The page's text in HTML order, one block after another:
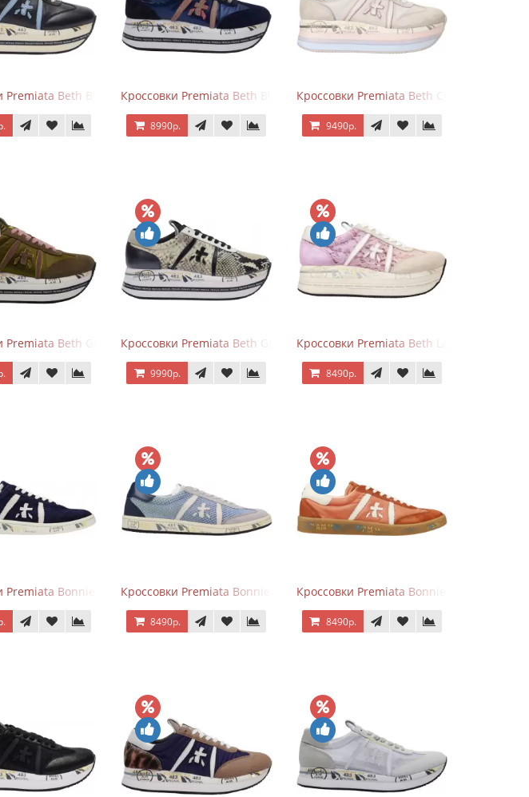
Premiata Beth Black BlueКроссовки Premiata Beth Blue White
8990р.
Кроссовки Premiata Beth Cream Sand
9490р.
Premiata Beth Green PinkКроссовки Premiata Beth Grey Python
9990р.
Кроссовки Premiata Beth Lace Light Pink
8490р.
Premiata Bonnie BlueКроссовки Premiata Bonnie серо-голубые
8490р.
Кроссовки Premiata Bonnie Brick Orange
8490р.